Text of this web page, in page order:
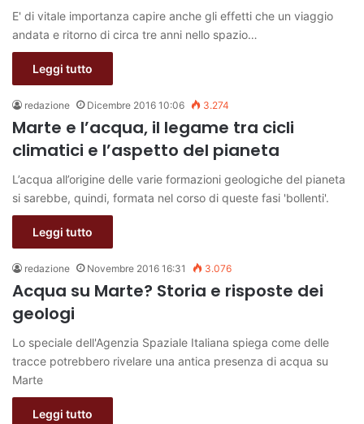
E' di vitale importanza capire anche gli effetti che un viaggio
andata e ritorno di circa tre anni nello spazio…
Leggi tutto
redazione Dicembre 2016 10:06 3.274
Marte e l’acqua, il legame tra cicli
climatici e l’aspetto del pianeta
L’acqua all’origine delle varie formazioni geologiche del pianeta
si sarebbe, quindi, formata nel corso di queste fasi 'bollenti'.
Leggi tutto
redazione Novembre 2016 16:31 3.076
Acqua su Marte? Storia e risposte dei
geologi
Lo speciale dell'Agenzia Spaziale Italiana spiega come delle
tracce potrebbero rivelare una antica presenza di acqua su
Marte
Leggi tutto